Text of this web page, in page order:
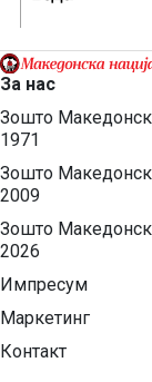
За нас
Зошто
1971
Зошто
2009
Зошто
2026
Импресум
Маркетинг
Контакт